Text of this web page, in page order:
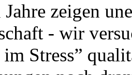
zeigen
- wir
im Stress”